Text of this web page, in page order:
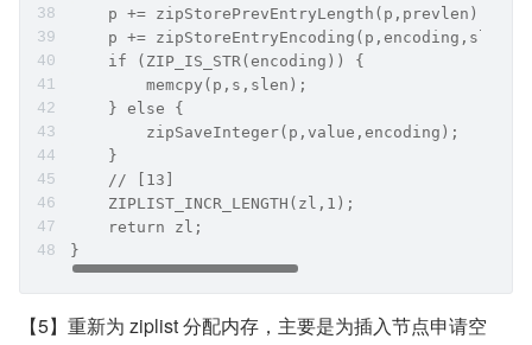
    p += zipStorePrevEntryLength(p,prevlen);
    p += zipStoreEntryEncoding(p,encoding,slen);
    if (ZIP_IS_STR(encoding)) {
        memcpy(p,s,slen);
    } else {
        zipSaveInteger(p,value,encoding);
    }
    // [13]
    ZIPLIST_INCR_LENGTH(zl,1);
    return zl;
}
【5】重新为 ziplist 分配内存，主要是为插入节点申请空